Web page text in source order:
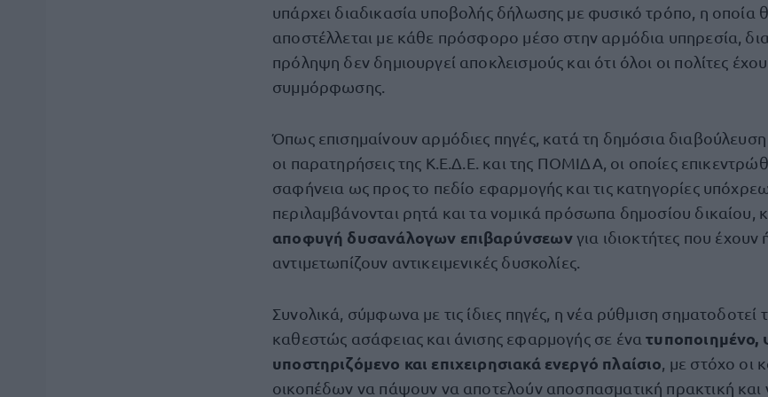
υπάρχει διαδικασία υποβολής δήλωσης με φυσικό τρόπο, η οποία
αποστέλλεται με κάθε πρόσφορο μέσο στην αρμόδια υπηρεσία,
πρόληψη δεν δημιουργεί αποκλεισμούς και ότι όλοι οι πολίτες
συμμόρφωσης.
Όπως επισημαίνουν αρμόδιες πηγές, κατά τη δημόσια
οι παρατηρήσεις της Κ.Ε.Δ.Ε. και της ΠΟΜΙΔΑ, οι οποίες
σαφήνεια ως προς το πεδίο εφαρμογής και τις κατηγορίες
περιλαμβάνονται ρητά και τα νομικά πρόσωπα δημοσίου δικαίου,
αποφυγή δυσανάλογων επιβαρύνσεωνγια ιδιοκτήτες που
αντιμετωπίζουν αντικειμενικές δυσκολίες.
Συνολικά, σύμφωνα με τις ίδιες πηγές, η νέα ρύθμιση
καθεστώς ασάφειας και άνισης εφαρμογής σε ένατυποποιημένο,
υποστηριζόμενο και επιχειρησιακά ενεργό πλαίσιο , με στόχο οι
οικοπέδων να πάψουν να αποτελούν αποσπασματική πρακτική και